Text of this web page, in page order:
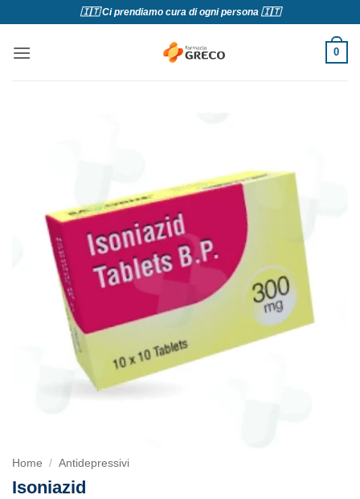
contenuti
🇮🇹 Ci prendiamo cura di ogni persona 🇮🇹
0
Home / Antidepressivi
Isoniazid